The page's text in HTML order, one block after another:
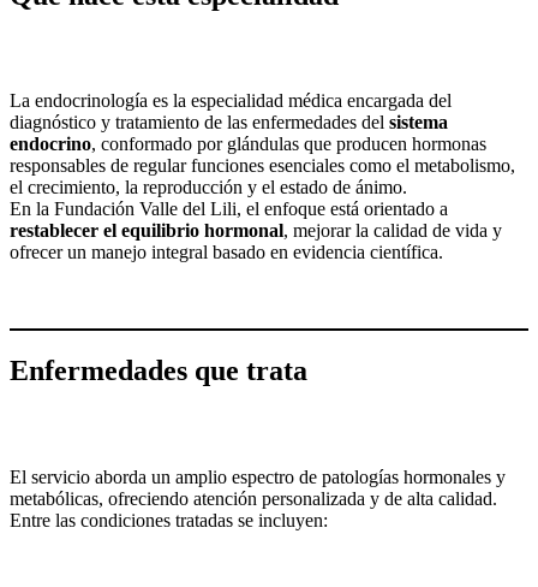
La endocrinología es la especialidad médica encargada del
diagnóstico y tratamiento de las enfermedades del sistema
endocrino, conformado por glándulas que producen hormonas
responsables de regular funciones esenciales como el metabolismo,
el crecimiento, la reproducción y el estado de ánimo.
En la Fundación Valle del Lili, el enfoque está orientado a
restablecer el equilibrio hormonal, mejorar la calidad de vida y
ofrecer un manejo integral basado en evidencia científica.
Enfermedades que trata
El servicio aborda un amplio espectro de patologías hormonales y
metabólicas, ofreciendo atención personalizada y de alta calidad.
Entre las condiciones tratadas se incluyen: